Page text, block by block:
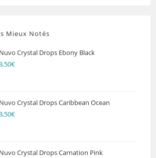
Mieux Notés
Nuvo Crystal Drops Ebony Black
€
Nuvo Crystal Drops Caribbean Ocean
€
Nuvo Crystal Drops Carnation Pink